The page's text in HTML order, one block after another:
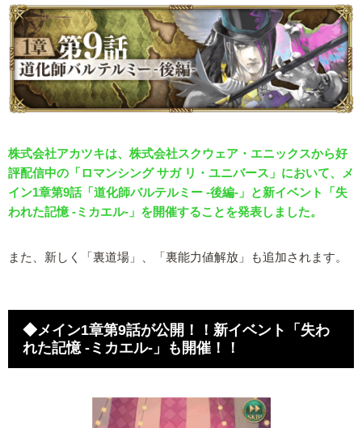
株式会社アカツキは、株式会社スクウェア・エニックスから好
評配信中の「ロマンシング サガ リ・ユニバース」において、メ
イン1章第9話「道化師バルテルミー -後編-」と新イベント「失
われた記憶 -ミカエル-」を開催することを発表しました。
また、新しく「裏道場」、「裏能力値解放」も追加されます。
◆メイン1章第9話が公開！！新イベント「失わ
れた記憶 -ミカエル-」も開催！！